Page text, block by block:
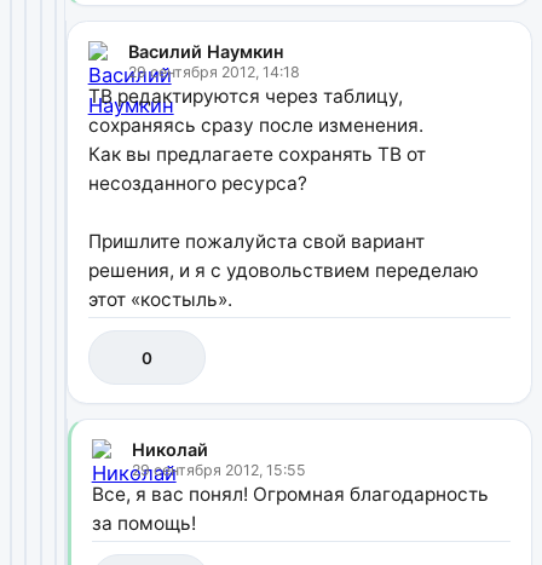
Василий Наумкин
29 сентября 2012, 14:18
ТВ редактируются через таблицу,
сохраняясь сразу после изменения.
Как вы предлагаете сохранять ТВ от
несозданного ресурса?
Пришлите пожалуйста свой вариант
решения, и я с удовольствием переделаю
этот «костыль».
0
Николай
29 сентября 2012, 15:55
Все, я вас понял! Огромная благодарность
за помощь!